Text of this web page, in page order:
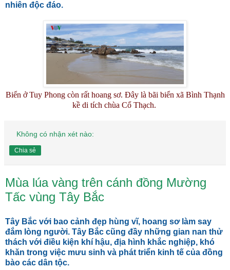
nhiên độc đáo.
Biển ở Tuy Phong còn rất hoang sơ. Đây là bãi biển xã Bình Thạnh
kề di tích chùa Cổ Thạch.
Không có nhận xét nào:
Chia sẻ
Mùa lúa vàng trên cánh đồng Mường
Tấc vùng Tây Bắc
Tây Bắc với bao cảnh đẹp hùng vĩ, hoang sơ làm say
đắm lòng người. Tây Bắc cũng đầy những gian nan thử
thách với điều kiện khí hậu, địa hình khắc nghiệp, khó
khăn trong việc mưu sinh và phát triển kinh tế của đồng
bào các dân tộc.